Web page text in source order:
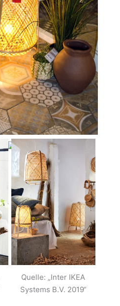
Quelle: „Inter IKEA
Systems B.V. 2019“